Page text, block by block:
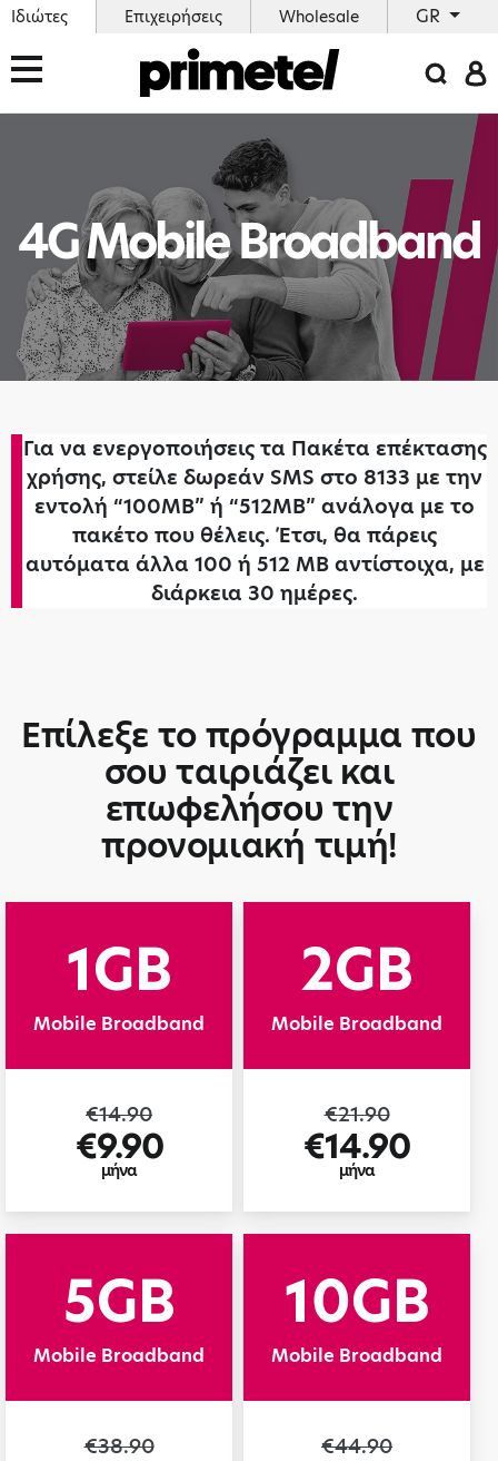
Ιδιώτες Επιχειρήσεις Wholesale GR
4G Mobile Broadband
Για να ενεργοποιήσεις τα Πακέτα επέκτασης
χρήσης, στείλε δωρεάν SMS στο 8133 με την
εντολή “100MB” ή “512MB” ανάλογα με το
πακέτο που θέλεις. Έτσι, θα πάρεις
αυτόματα άλλα 100 ή 512 ΜΒ αντίστοιχα, με
διάρκεια 30 ημέρες.
Επίλεξε το πρόγραμμα που
σου ταιριάζει και
επωφελήσου την
προνομιακή τιμή!
1GB
Mobile Broadband
€14.90
€9.90
μήνα
2GB
Mobile Broadband
€21.90
€14.90
μήνα
5GB
Mobile Broadband
€38.90
10GB
Mobile Broadband
€44.90